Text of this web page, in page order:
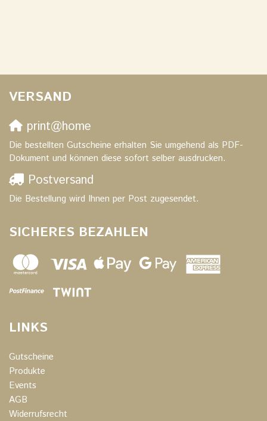
VERSAND
print@home
Die bestellten Gutscheine erhalten Sie umgehend als PDF-
Dokument und können diese sofort selber ausdrucken.
Postversand
Die Bestellung wird Ihnen per Post zugesendet.
SICHERES BEZAHLEN
LINKS
Gutscheine
Produkte
Events
AGB
Widerrufsrecht